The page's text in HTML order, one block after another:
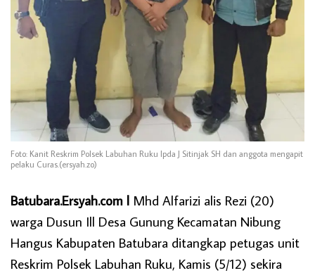
Foto: Kanit Reskrim Polsek Labuhan Ruku Ipda J Sitinjak SH dan anggota mengapit
pelaku Curas.(ersyah.zo)
Batubara.Ersyah.com l Mhd Alfarizi alis Rezi (20)
warga Dusun Ill Desa Gunung Kecamatan Nibung
Hangus Kabupaten Batubara ditangkap petugas unit
Reskrim Polsek Labuhan Ruku, Kamis (5/12) sekira